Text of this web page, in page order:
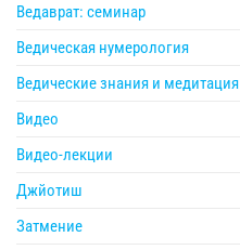
Ведаврат: семинар
Ведическая нумерология
Ведические знания и медитация
Видео
Видео-лекции
Джйотиш
Затмение